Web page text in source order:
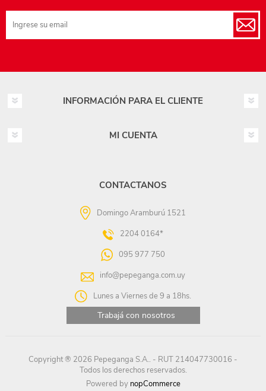
INFORMACIÓN PARA EL CLIENTE
MI CUENTA
CONTACTANOS
Domingo Aramburú 1521
2204 0164*
095 977 750
info@pepeganga.com.uy
Lunes a Viernes de 9 a 18hs.
Trabajá con nosotros
Copyright ® 2026 Pepeganga S.A.. - RUT 214047730016 -
Todos los derechos reservados.
Powered by nopCommerce